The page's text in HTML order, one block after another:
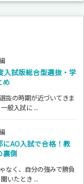
入試版総合型選抜・学
め
抜の時期が近づいてきま
般入試に ...
にAO入試で合格！教
裏側
なく、自分の強みで勝負
いたとき ...